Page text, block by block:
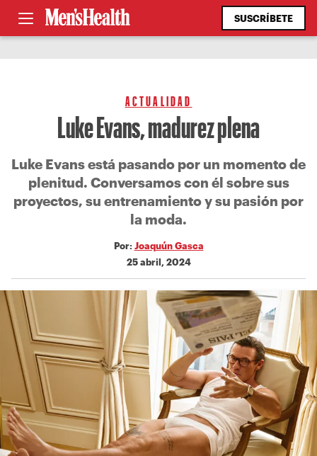
SUSCRÍBETE
ACTUALIDAD
Luke Evans, madurez plena
Luke Evans está pasando por un momento de
plenitud. Conversamos con él sobre sus
proyectos, su entrenamiento y su pasión por
la moda.
Por: Joaquún Gasca
25 abril, 2024